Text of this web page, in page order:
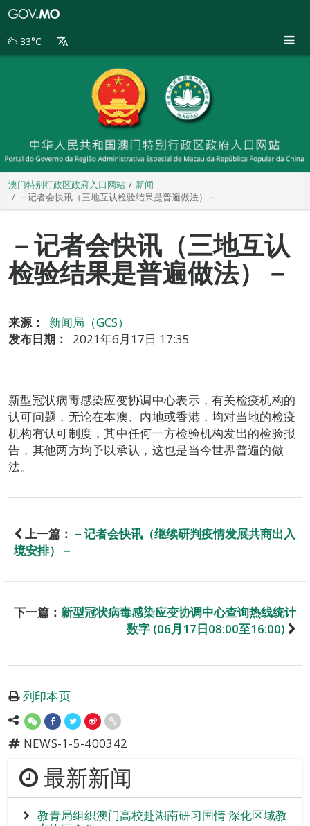
别
33°C
澳门特别行政区政府入口网站
新闻
－记者会快讯（三地互认检验结果是普遍做法）－
－记者会快讯（三地互认
检验结果是普遍做法）－
来源：
新闻局（GCS）
发布日期：
2021年6月17日 17:35
新型冠状病毒感染应变协调中心表示，有关检疫机构的
认可问题，无论在本澳、内地或香港，均对当地的检疫
机构有认可制度，其中任何一方检验机构发出的检验报
告，其他两方均予以承认，这也是当今世界普遍的做
法。
上一篇： －记者会快讯（继续研判疫情发展共商出入
境安排）－
下一篇： 新型冠状病毒感染应变协调中心查询热线统计
数字 (06月17日08:00至16:00)
列印本页
NEWS-1-5-400342
最新新闻
教青局组织澳门高校赴湖南研习国情 深化区域教